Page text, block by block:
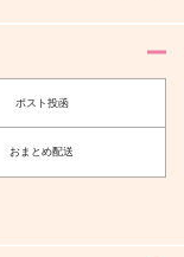
ポスト投函
おまとめ配送